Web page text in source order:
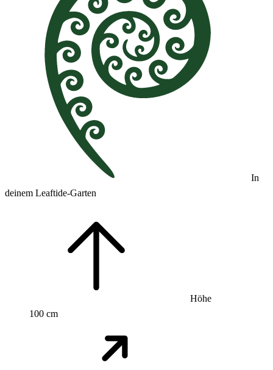
In
deinem Leaftide-Garten
Höhe
100 cm